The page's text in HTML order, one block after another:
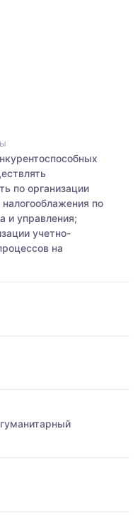
по организации
налогооблажения по
и управления;
учетно-
на